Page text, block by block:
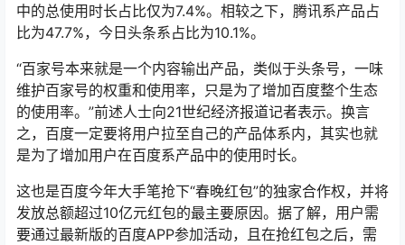
中的总使用时长占比仅为7.4%。相较之下，腾讯系产品占
比为47.7%，今日头条系占比为10.1%。
“百家号本来就是一个内容输出产品，类似于头条号，一味
维护百家号的权重和使用率，只是为了增加百度整个生态
的使用率。”前述人士向21世纪经济报道记者表示。换言
之，百度一定要将用户拉至自己的产品体系内，其实也就
是为了增加用户在百度系产品中的使用时长。
这也是百度今年大手笔抢下“春晚红包”的独家合作权，并将
发放总额超过10亿元红包的最主要原因。据了解，用户需
要通过最新版的百度APP参加活动，且在抢红包之后，需